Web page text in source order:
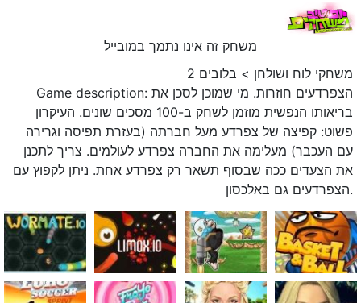
משחק זה אינו נתמך במובייל
משחקי לוח ושולחן > בלובים 2
Game description: הצפרדעים חוזרות. מי שמוכן לסכן את
בריאותו הנפשית מוזמן לשחק ב-100 מסכים שונים. העיקרון
פשוט: קפיצה של צפרדע מעל חברתה (בעזרת תפיסה וגרירה
עם העכבר) מעלימה את החברה צפרדע לעולמים. צריך לתכנן
את הצעדים ככה שבסוף תשאר רק צפרדע אחת. ניתן לקפוץ עם
הצפרדעים גם באלכסון.